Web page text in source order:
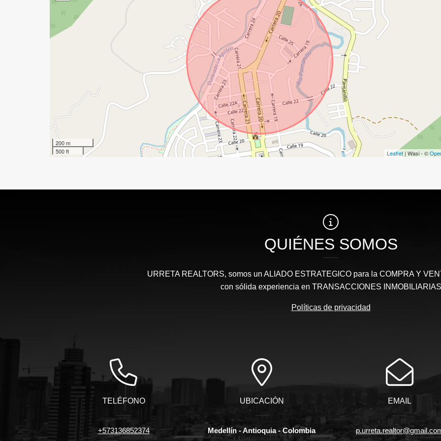
200 m
500 ft
Leaflet | Wasi - ©
QUIÉNES SOMOS
URRETA REALTORS, somos un ALIADO ESTRATEGICO para la COMPRA Y
con sólida experiencia en TRANSACCIONES INMOBILIARIAS
Políticas de privacidad
TELÉFONO
+573136852374
UBICACIÓN
Medellín - Antioquia - Colombia
EMAIL